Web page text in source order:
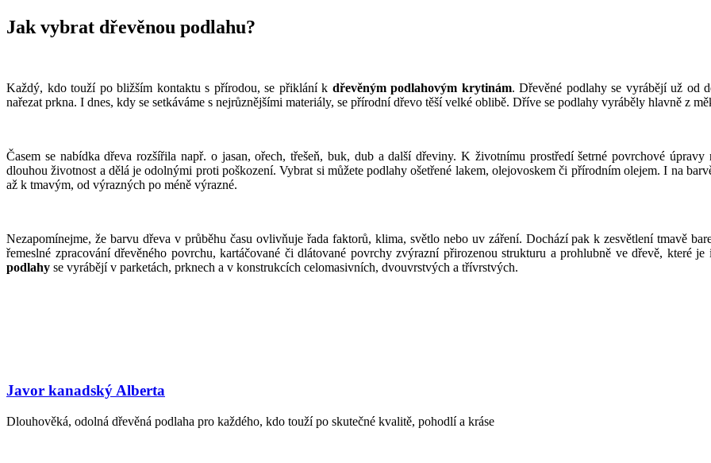
Jak vybrat dřevěnou podlahu?
Každý, kdo touží po bližším kontaktu s přírodou, se přiklání k dřevěným podlahovým krytinám. Dřevěné podlahy se vyrábějí už od
nařezat prkna. I dnes, kdy se setkáváme s nejrůznějšími materiály, se přírodní dřevo těší velké oblibě. Dříve se podlahy vyráběly hlavně z
Časem se nabídka dřeva rozšířila např. o jasan, ořech, třešeň, buk, dub a další dřeviny. K životnímu prostředí šetrné povrchové
dlouhou životnost a dělá je odolnými proti poškození. Vybrat si můžete podlahy ošetřené lakem, olejovoskem či přírodním olejem. I na
až k tmavým, od výrazných po méně výrazné.
Nezapomínejme, že barvu dřeva v průběhu času ovlivňuje řada faktorů, klima, světlo nebo uv záření. Dochází pak k zesvětlení tmavě
řemeslné zpracování dřevěného povrchu, kartáčované či dlátované povrchy zvýrazní přirozenou strukturu a prohlubně ve dřevě, které
podlahy se vyrábějí v parketách, prknech a v konstrukcích celomasivních, dvouvrstvých a třívrstvých.
Javor kanadský Alberta
Dlouhověká, odolná dřevěná podlaha pro každého, kdo touží po skutečné kvalitě, pohodlí a kráse